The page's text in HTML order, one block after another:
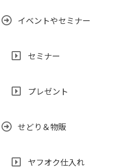
イベントやセミナー
セミナー
プレゼント
せどり＆物販
ヤフオク仕入れ